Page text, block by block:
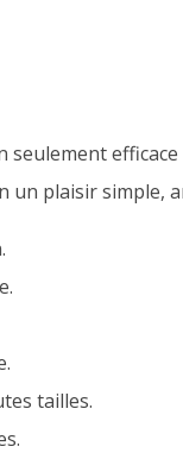
plaisir simple,
tailles.